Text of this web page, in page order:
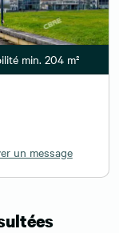
min. 204 m²
un message